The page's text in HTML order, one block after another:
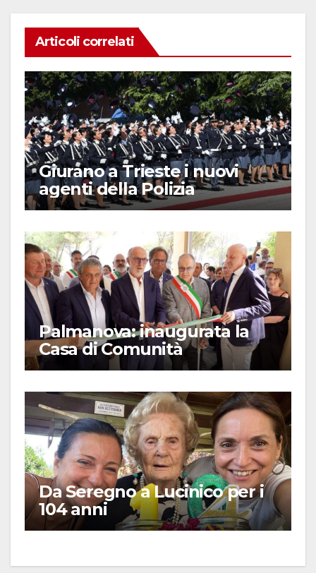
Articoli correlati
Giurano a Trieste i nuovi
agenti della Polizia
Palmanova: inaugurata la
Casa di Comunità
Da Seregno a Lucinico per i
104 anni